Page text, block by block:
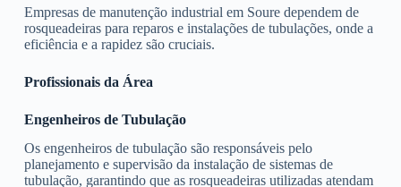
Empresas de manutenção industrial em Soure dependem de
rosqueadeiras para reparos e instalações de tubulações, onde a
eficiência e a rapidez são cruciais.
Profissionais da Área
Engenheiros de Tubulação
Os engenheiros de tubulação são responsáveis pelo
planejamento e supervisão da instalação de sistemas de
tubulação, garantindo que as rosqueadeiras utilizadas atendam